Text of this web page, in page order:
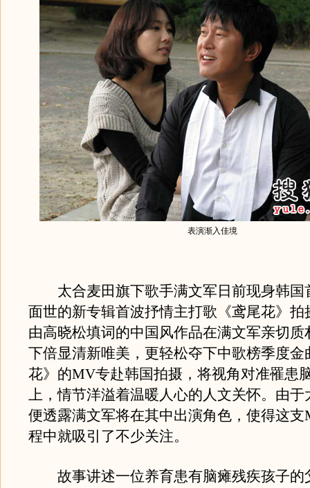
表演渐入佳境
太合麦田旗下歌手满文军日前现身韩国
面世的新专辑首波抒情主打歌《鸢尾花》
由高晓松填词的中国风作品在满文军亲切质
下倍显清新唯美，更轻松夺下中歌榜季度金
花》的MV专赴韩国拍摄，将视角对准罹患
上，情节洋溢着温暖人心的人文关怀。由于
便透露满文军将在其中出演角色，使得这
程中就吸引了不少关注。
故事讲述一位养育患有脑瘫残疾孩子的